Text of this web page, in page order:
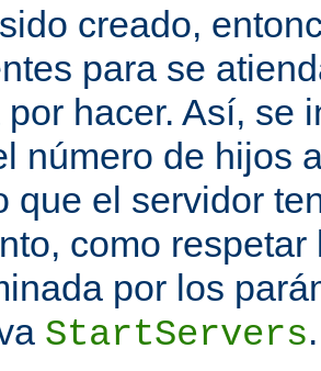
creado,
para se
hacer. Así, se
número de hijos
que el servidor
como
por los
StartServers.